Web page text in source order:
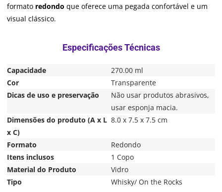
formato redondo que oferece uma pegada confortável e um
visual clássico.
Capacidade
270.00 ml
Cor
Transparente
Dicas de uso e preservação
Não usar produtos abrasivos,
usar esponja macia.
Dimensões do produto (A x L
x C)
8.0 x 7.5 x 7.5 cm
Formato
Redondo
Itens inclusos
1 Copo
Material do Produto
Vidro
Tipo
Whisky/ On the Rocks